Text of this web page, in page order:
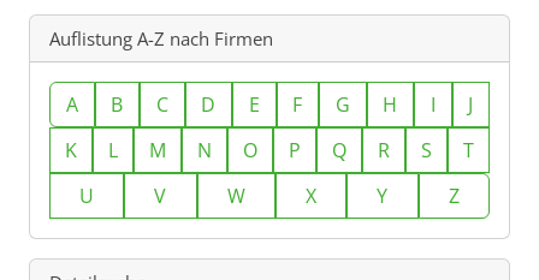
Auflistung A-Z nach Firmen
A B C D E F G H I
J
K
L M N O P Q R S
T
U
V W X Y Z